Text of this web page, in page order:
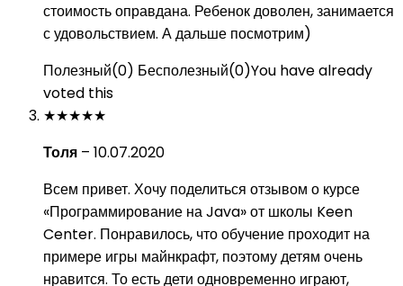
стоимость оправдана. Ребенок доволен, занимается
с удовольствием. А дальше посмотрим)
Полезный(0) Бесполезный(0)You have already
voted this
★★★★★
Толя – 10.07.2020
Всем привет. Хочу поделиться отзывом о курсе
«Программирование на Java» от школы Keen
Center. Понравилось, что обучение проходит на
примере игры майнкрафт, поэтому детям очень
нравится. То есть дети одновременно играют,